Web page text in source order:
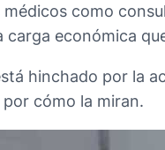
como
carga económica
hinchado por la
cómo la miran.